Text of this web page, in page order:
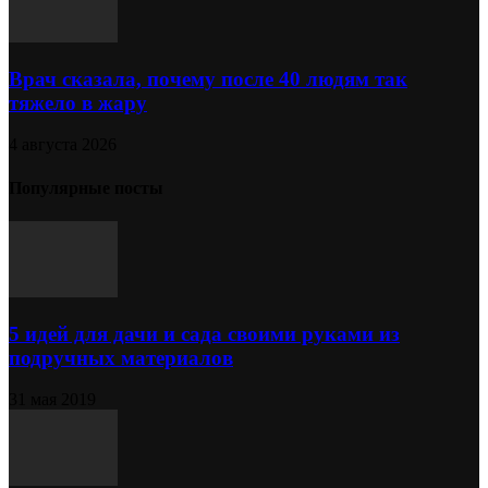
Врач сказала, почему после 40 людям так
тяжело в жару
5 идей для дачи и сада своими руками из
подручных материалов